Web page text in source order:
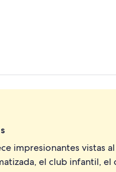
impresionantes vistas al
el club infantil, el